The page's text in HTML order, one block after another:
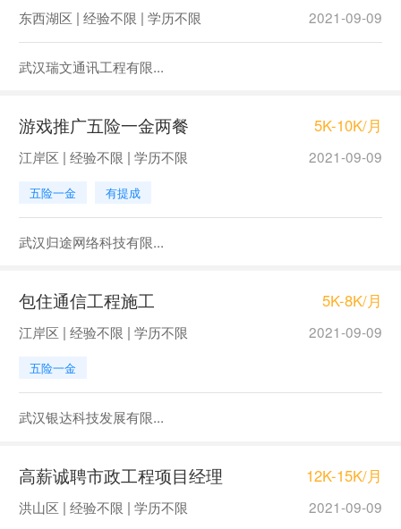
东西湖区 | 经验不限 | 学历不限 2021-09-09
武汉瑞文通讯工程有限...
游戏推广五险一金两餐 5K-10K/月
江岸区 | 经验不限 | 学历不限 2021-09-09
五险一金 有提成
武汉归途网络科技有限...
包住通信工程施工 5K-8K/月
江岸区 | 经验不限 | 学历不限 2021-09-09
五险一金
武汉银达科技发展有限...
高薪诚聘市政工程项目经理 12K-15K/月
洪山区 | 经验不限 | 学历不限 2021-09-09